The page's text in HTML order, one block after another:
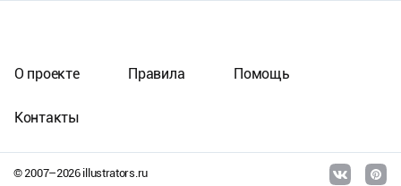
© 2007–2026illustrators.ru
О проекте Правила Помощь
Контакты